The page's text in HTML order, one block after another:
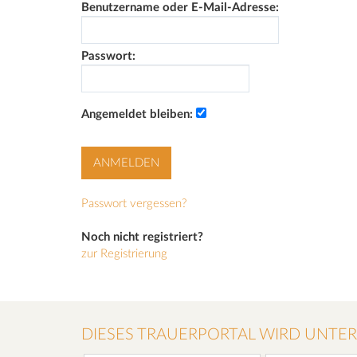
Benutzername oder E-Mail-Adresse:
Passwort:
Angemeldet bleiben:
Passwort vergessen?
Noch nicht registriert?
zur Registrierung
DIESES TRAUERPORTAL WIRD